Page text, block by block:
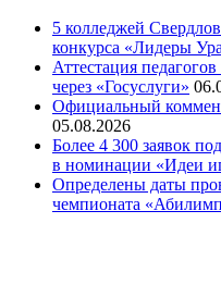
5 колледжей
конкурса «Лидеры
Аттестация
через «Госуслуги»
Официальный
05.08.2026
Более 4 300 заявок
в номинации «Идеи
Определены даты
чемпионата